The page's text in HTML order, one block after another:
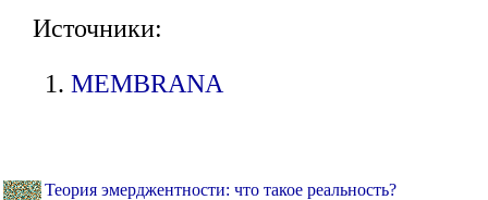
Источники:
MEMBRANA
Теория эмерджентности: что такое реальность?